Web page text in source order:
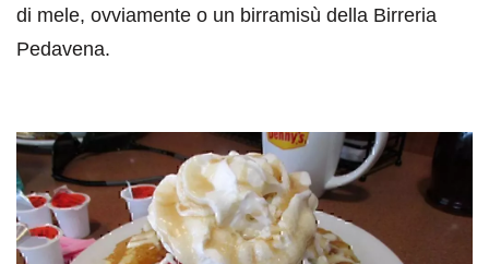
di mele, ovviamente o un birramisù della Birreria
Pedavena.